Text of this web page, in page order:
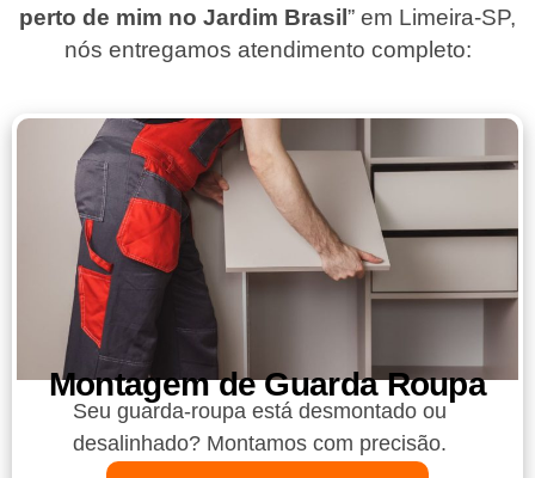
perto de mim no Jardim Brasil ” em Limeira-SP,
nós entregamos atendimento completo:
Montagem de Guarda Roupa​
Seu guarda-roupa está desmontado ou
desalinhado? Montamos com precisão.